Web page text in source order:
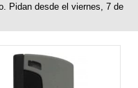
Pidan desde el viernes, 7 de